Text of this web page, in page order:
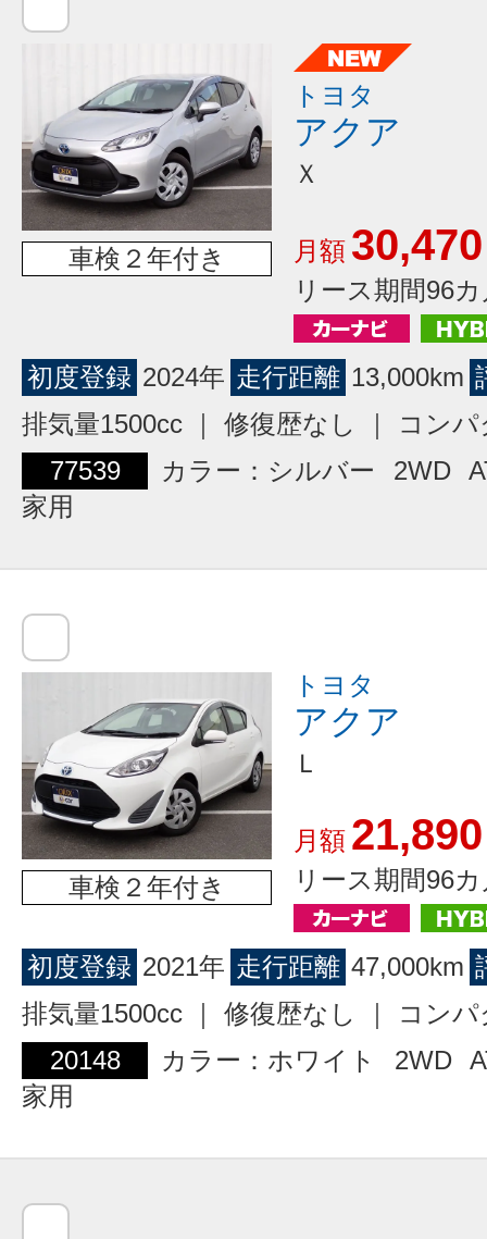
車検２年付き
トヨタ
アクア
Ｘ
月額 30,470
リース期間96
初度登録 2024年 走行距離 13,000km
排気量1500cc ｜ 修復歴なし ｜ コン
77539
カラー：シルバー 2WD
家用
車検２年付き
トヨタ
アクア
Ｌ
月額 21,890
リース期間96
初度登録 2021年 走行距離 47,000km
排気量1500cc ｜ 修復歴なし ｜ コン
20148
カラー：ホワイト 2WD
家用